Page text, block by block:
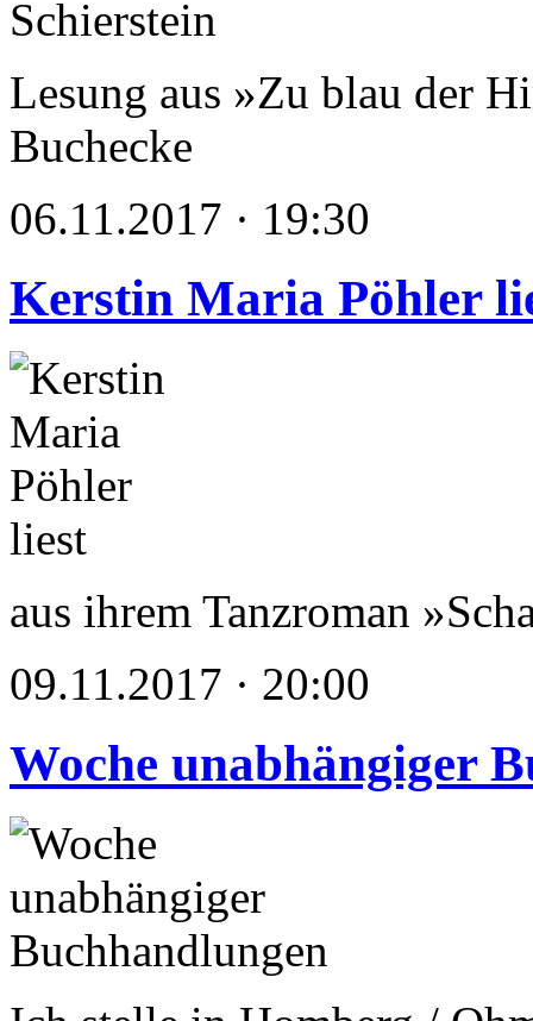
Lesung aus »Zu blau der
Buchecke
06.11.2017 · 19:30
Kerstin Maria Pöhler
aus ihrem Tanzroman
09.11.2017 · 20:00
Woche unabhängiger